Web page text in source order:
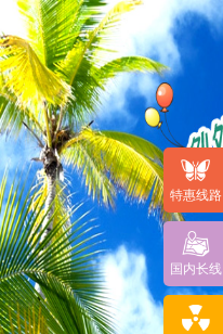
特惠线路
国内长线